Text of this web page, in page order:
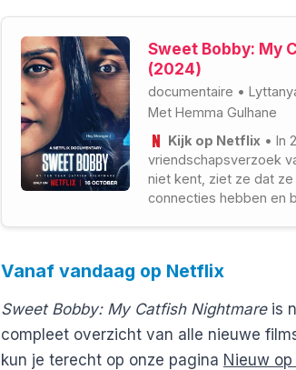
Sweet Bobby: My
(2024)
documentaire •
Met Hemma Gulhane
Kijk op Netflix • In
vriendschapsverzoek
niet kent, ziet ze dat
connecties hebben en
Vanaf vandaag op Netflix
Sweet Bobby: My Catfish Nightmareis
compleet overzicht van alle nieuwe
kun je terecht op onze pagina Nieuw